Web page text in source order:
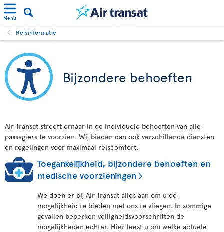
Menu
Reisinformatie
Bijzondere behoeften
Air Transat streeft ernaar in de individuele behoeften van alle
passagiers te voorzien. Wij bieden dan ook verschillende diensten
en regelingen voor maximaal reiscomfort.
Toegankelijkheid, bijzondere behoeften en
medische voorzieningen
We doen er bij Air Transat alles aan om u de
mogelijkheid te bieden met ons te vliegen. In sommige
gevallen beperken veiligheidsvoorschriften de
mogelijkheden echter. Hier leest u om welke actuele